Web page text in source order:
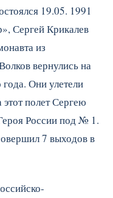
19.05. 1991
Сергей Крикалев
из
вернулись на
Они улетели
полет Сергею
России под № 1.
7 выходов в